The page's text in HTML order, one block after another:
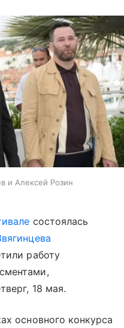
и Алексей Розин
состоялась
работу
18 мая.
основного конкурса